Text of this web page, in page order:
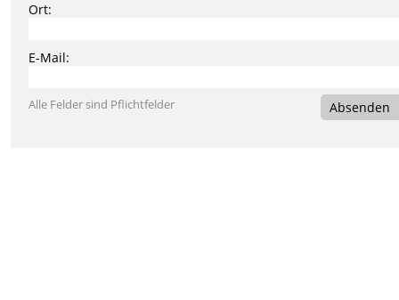
Ort:
E-Mail:
Alle Felder sind Pflichtfelder Absenden